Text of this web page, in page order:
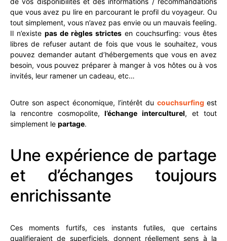
que vous avez pu lire en parcourant le profil du voyageur. Ou
tout simplement, vous n’avez pas envie ou un mauvais feeling.
Il n’existe pas de règles strictes en couchsurfing: vous êtes
libres de refuser autant de fois que vous le souhaitez, vous
pouvez demander autant d’hébergements que vous en avez
besoin, vous pouvez préparer à manger à vos hôtes ou à vos
invités, leur ramener un cadeau, etc…
Outre son aspect économique, l’intérêt du couchsurfing est
la rencontre cosmopolite, l’échange interculturel, et tout
simplement le partage.
Une expérience de partage
et d’échanges toujours
enrichissante
Ces moments furtifs, ces instants futiles, que certains
qualifieraient de superficiels, donnent réellement sens à la